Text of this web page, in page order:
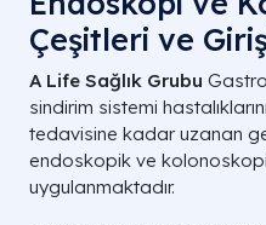
Çeşitleri ve
A Life Sağlık Grubu
sindirim sistemi
tedavisine kadar uzanan
endoskopik ve
uygulanmaktadır.